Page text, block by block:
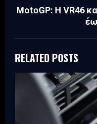
MotoGP: Η VR46
RELATED POSTS